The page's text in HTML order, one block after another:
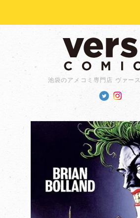
池袋のアメコミ専門店 ヴァー